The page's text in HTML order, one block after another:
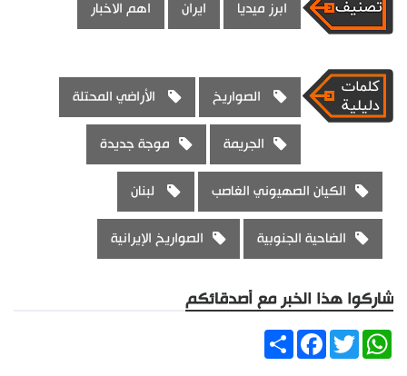
ابرز ميديا ايران اهم الاخبار
الصواريخ الأراضي المحتلة
الجريمة موجة جديدة
الكيان الصهيوني الغاصب لبنان
الضاحية الجنوبية الصواريخ الإيرانية
شاركوا هذا الخبر مع أصدقائكم
ShareFacebookTwitter
WhatsApp